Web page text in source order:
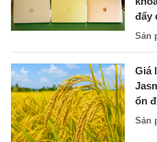
đẩy
Sản
Giá
ổn
Sản